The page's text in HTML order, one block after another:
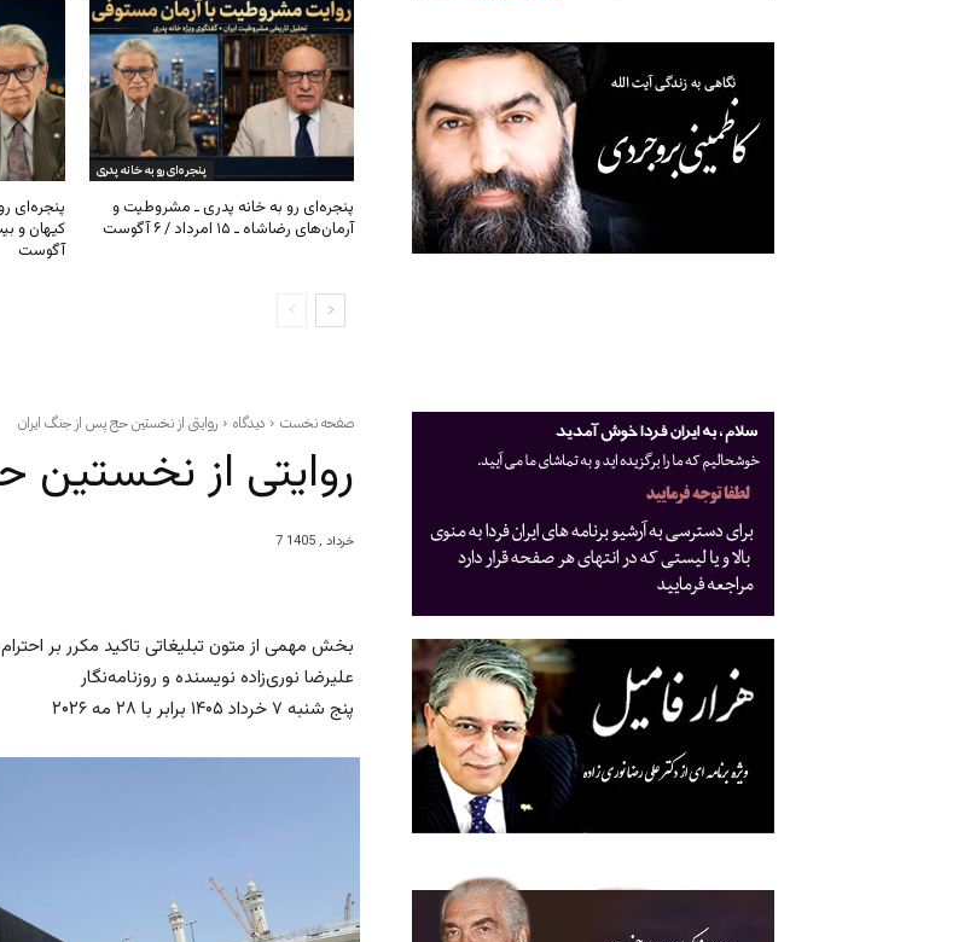
پنجره‌ای
آگوست
پنجره‌ای رو به خانه پدری
پنجره‌ای رو به خانه پدری ـ مشروطیت و
آرمان‌های رضاشاه ـ ۱۵ امرداد / ۶ آگوست